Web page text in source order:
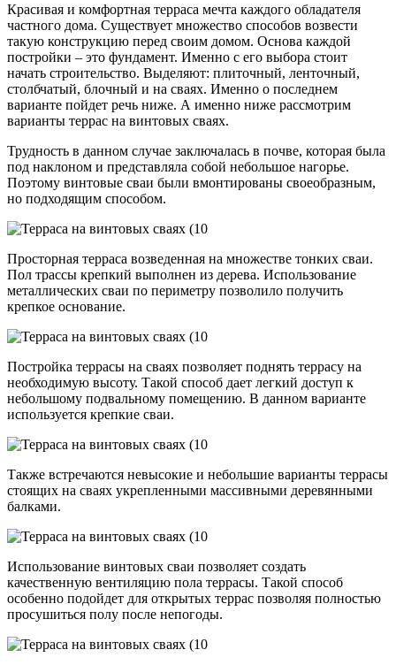
Красивая и комфортная терраса мечта каждого обладателя
частного дома. Существует множество способов возвести
такую конструкцию перед своим домом. Основа каждой
постройки – это фундамент. Именно с его выбора стоит
начать строительство. Выделяют: плиточный, ленточный,
столбчатый, блочный и на сваях. Именно о последнем
варианте пойдет речь ниже. А именно ниже рассмотрим
варианты террас на винтовых сваях.
Трудность в данном случае заключалась в почве, которая была
под наклоном и представляла собой небольшое нагорье.
Поэтому винтовые сваи были вмонтированы своеобразным,
но подходящим способом.
Просторная терраса возведенная на множестве тонких сваи.
Пол трассы крепкий выполнен из дерева. Использование
металлических сваи по периметру позволило получить
крепкое основание.
Постройка террасы на сваях позволяет поднять террасу на
необходимую высоту. Такой способ дает легкий доступ к
небольшому подвальному помещению. В данном варианте
используется крепкие сваи.
Также встречаются невысокие и небольшие варианты террасы
стоящих на сваях укрепленными массивными деревянными
балками.
Использование винтовых сваи позволяет создать
качественную вентиляцию пола террасы. Такой способ
особенно подойдет для открытых террас позволяя полностью
просушиться полу после непогоды.